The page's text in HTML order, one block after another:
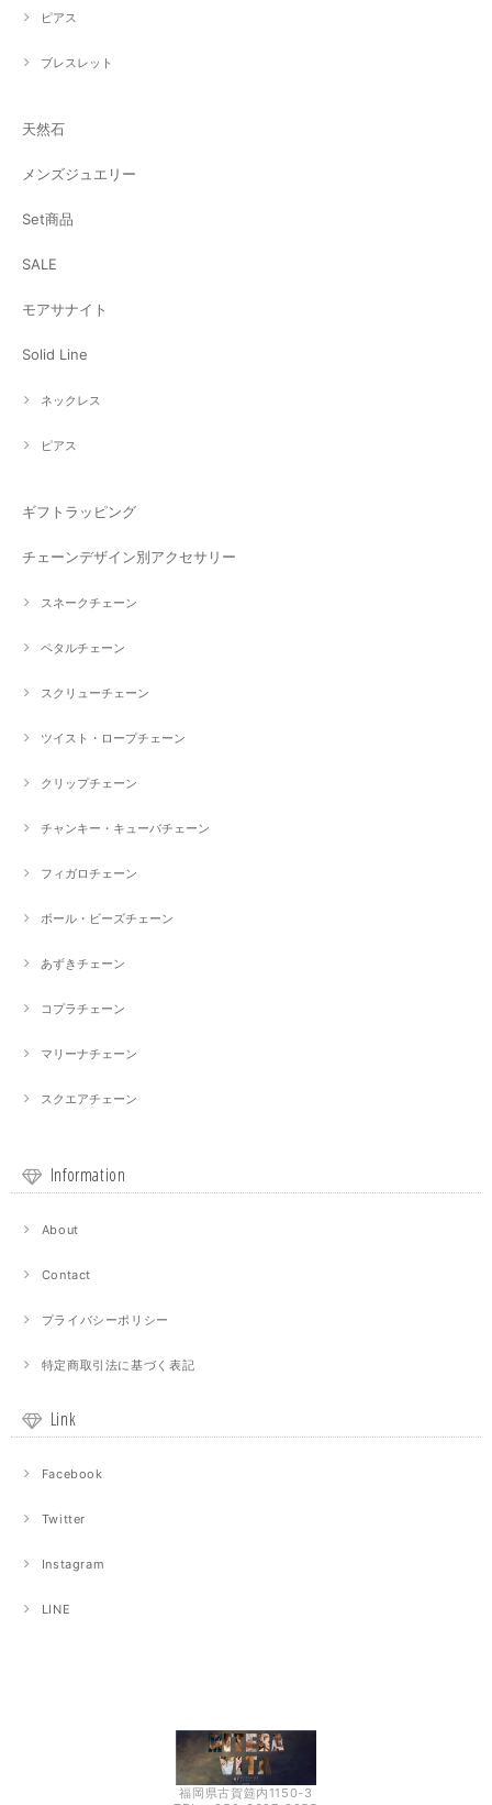
ピアス
ブレスレット
天然石
メンズジュエリー
Set商品
SALE
モアサナイト
Solid Line
ネックレス
ピアス
ギフトラッピング
チェーンデザイン別アクセサリー
スネークチェーン
ペタルチェーン
スクリューチェーン
ツイスト・ロープチェーン
クリップチェーン
チャンキー・キューバチェーン
フィガロチェーン
ボール・ビーズチェーン
あずきチェーン
コプラチェーン
マリーナチェーン
スクエアチェーン
Information
About
Contact
プライバシーポリシー
特定商取引法に基づく表記
Link
Facebook
Twitter
Instagram
LINE
福岡県古賀筵内1150-3